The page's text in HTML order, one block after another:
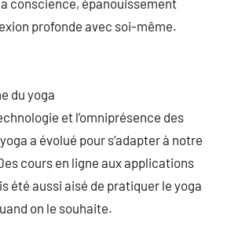
profonde avec soi-même.
du yoga
et l’omniprésence des
a évolué pour s’adapter à notre
cours en ligne aux applications
été aussi aisé de pratiquer le yoga
on le souhaite.